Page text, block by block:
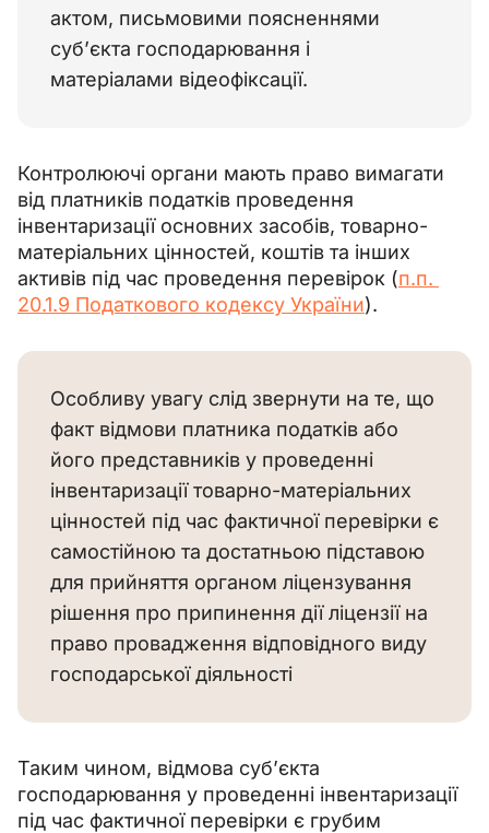
актом, письмовими поясненнями
суб’єкта господарювання і
матеріалами відеофіксації.
Контролюючі органи мають право вимагати
від платників податків проведення
інвентаризації основних засобів, товарно-
матеріальних цінностей, коштів та інших
активів під час проведення перевірок (п.п.
20.1.9 Податкового кодексу України).
Особливу увагу слід звернути на те, що
факт відмови платника податків або
його представників у проведенні
інвентаризації товарно-матеріальних
цінностей під час фактичної перевірки є
самостійною та достатньою підставою
для прийняття органом ліцензування
рішення про припинення дії ліцензії на
право провадження відповідного виду
господарської діяльності
Таким чином, відмова суб’єкта
господарювання у проведенні інвентаризації
під час фактичної перевірки є грубим